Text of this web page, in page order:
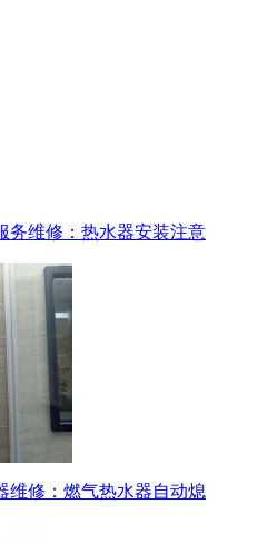
务维修：热水器安装注意
维修：燃气热水器自动熄